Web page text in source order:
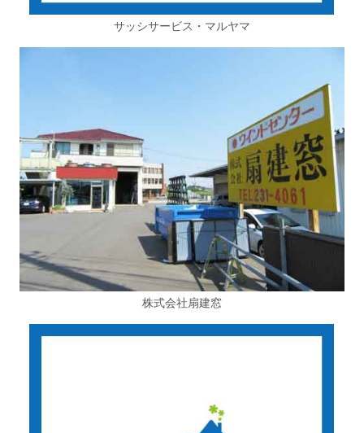
サッシサービス・マルヤマ
株式会社扇建窓